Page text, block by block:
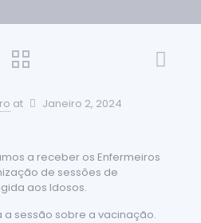
at Janeiro 2, 2024
a receber os Enfermeiros
de sessões de
aos Idosos.
a sessão sobre a vacinação.